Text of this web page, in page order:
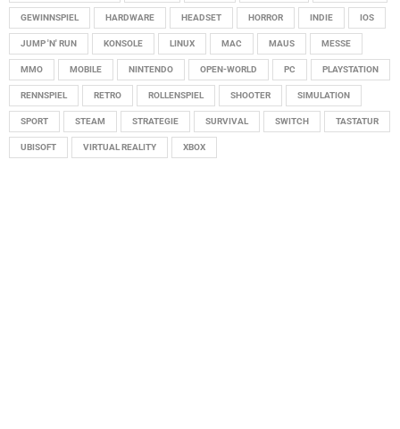
GEWINNSPIEL HARDWARE HEADSET HORROR INDIE IOS
JUMP 'N' RUN KONSOLE LINUX MAC MAUS MESSE
MMO MOBILE NINTENDO OPEN-WORLD PC PLAYSTATION
RENNSPIEL RETRO ROLLENSPIEL SHOOTER SIMULATION
SPORT STEAM STRATEGIE SURVIVAL SWITCH TASTATUR
UBISOFT VIRTUAL REALITY XBOX